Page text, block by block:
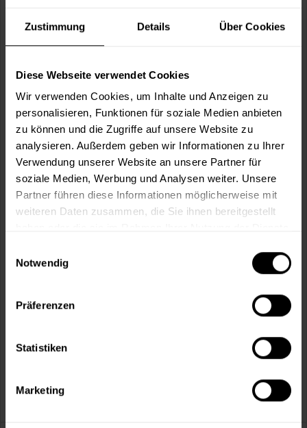
Zustimmung Details Über Cookies
Diese Webseite verwendet Cookies
Wir verwenden Cookies, um Inhalte und Anzeigen zu
personalisieren, Funktionen für soziale Medien anbieten
zu können und die Zugriffe auf unsere Website zu
analysieren. Außerdem geben wir Informationen zu Ihrer
Verwendung unserer Website an unsere Partner für
soziale Medien, Werbung und Analysen weiter. Unsere
Partner führen diese Informationen möglicherweise mit
weiteren Daten zusammen, die Sie ihnen bereitgestellt
Notwendig
Präferenzen
Statistiken
Marketing
In denWarenkorb
Merken Fragen zum Artikel?
Artikel-Nr.: STO0007
Sie möchten eine größere Menge kaufen
und wünschen ein Angebot?
Kostenloser Versand ab 60 EUR